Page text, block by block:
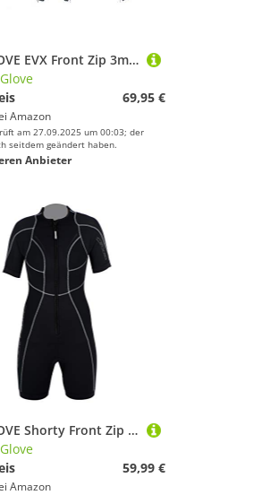
BODY GLOVE EVX Front Zip 3mm türkis Fullsuit Wetsuit Damen Neoprenanzug Tauchanzug Surfen Kiten Anzug (LT)
69,95 €
Amazon
am 27.09.2025 um 00:03; der
seitdem geändert haben.
Anbieter
BODY GLOVE Shorty Front Zip 4mm Damen schwarz Tauchanzug Neopren Surf Kite Anzug (LT)
59,99 €
Amazon